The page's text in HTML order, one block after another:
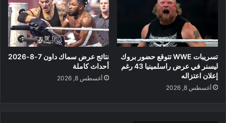
تسريبات WWE تتوقع حضور بروك
ليسنر في عرض راسلمينيا 43 رغم
إعلان اعتزاله
أغسطس 8, 2026
نتائج عرض سماك داون 7-8-2026
أحداث كاملة
أغسطس 8, 2026